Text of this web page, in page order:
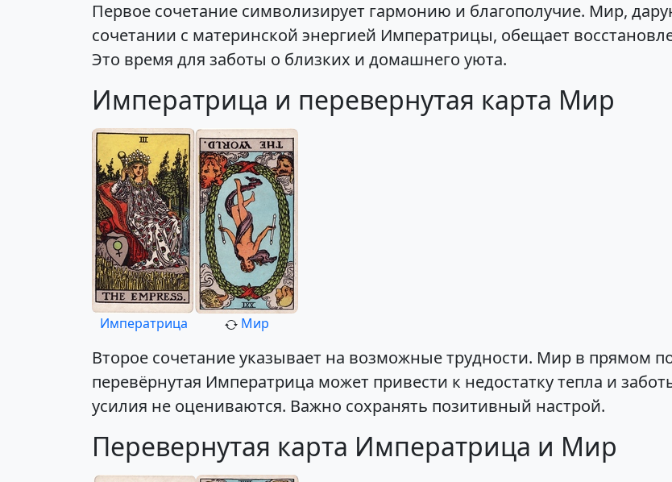
Первое сочетание символизирует гармонию и благополучие. Мир,
сочетании с материнской энергией Императрицы, обещает
Это время для заботы о близких и домашнего уюта.
Императрица и перевернутая карта Мир
Императрица Мир
Второе сочетание указывает на возможные трудности. Мир в прямом
перевёрнутая Императрица может привести к недостатку тепла и
усилия не оцениваются. Важно сохранять позитивный настрой.
Перевернутая карта Императрица и Мир